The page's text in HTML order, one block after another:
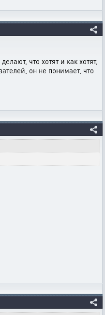
что хотят и как хотят,
он не понимает, что